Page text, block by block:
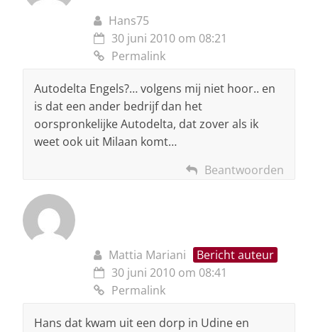
Hans75
30 juni 2010 om 08:21
Permalink
Autodelta Engels?… volgens mij niet hoor.. en
is dat een ander bedrijf dan het
oorspronkelijke Autodelta, dat zover als ik
weet ook uit Milaan komt…
Beantwoorden
Mattia Mariani
Bericht auteur
30 juni 2010 om 08:41
Permalink
Hans dat kwam uit een dorp in Udine en